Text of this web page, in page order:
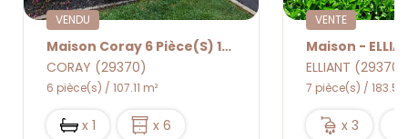
VENDU
Maison Coray 6 Pièce(s) 107,11m2
CORAY (29370)
6 pièce(s) / 107.11 m²
x 1 x 6
VENTE
Maison -
ELLIANT (29370)
7 pièce(s) / 183.54
x 3